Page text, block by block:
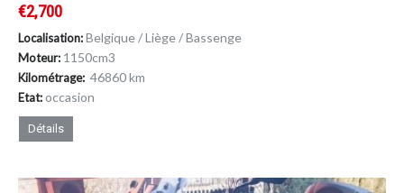
€2,700
Localisation:Belgique / Liège / Bassenge
Moteur: 1150cm3
Kilométrage: 46860 km
Etat:occasion
Détails